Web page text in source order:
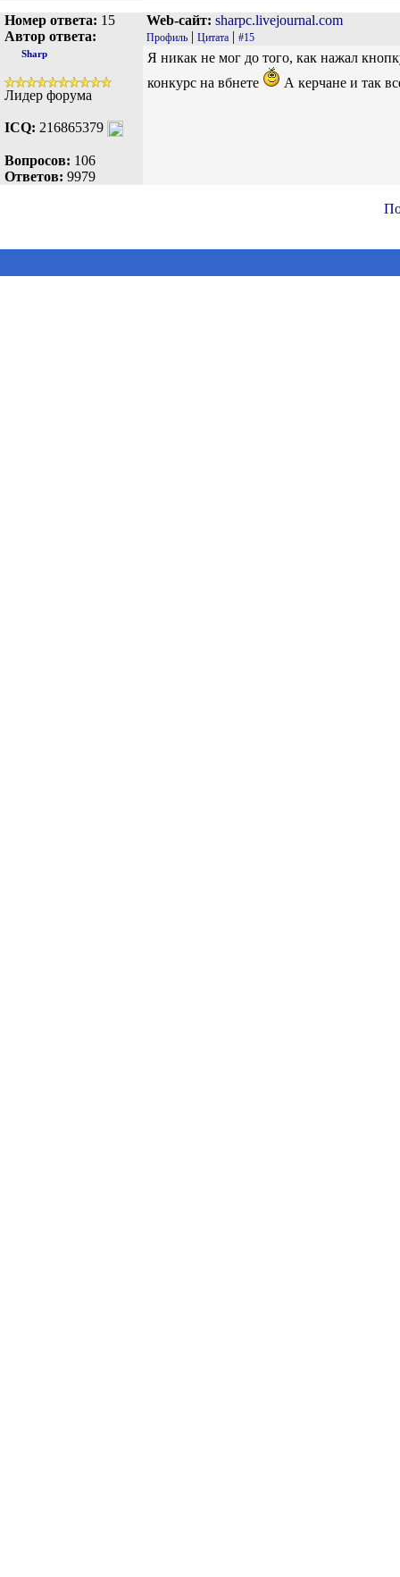
Номер ответа: 15
Автор ответа:
Sharp
Лидер форума
ICQ: 216865379
Вопросов: 106
Ответов: 9979
Web-сайт: sharpc.livejournal.com
Профиль | Цитата | #15
Я никак не мог до того, как нажал
конкурс на вбнете
А керчане и так